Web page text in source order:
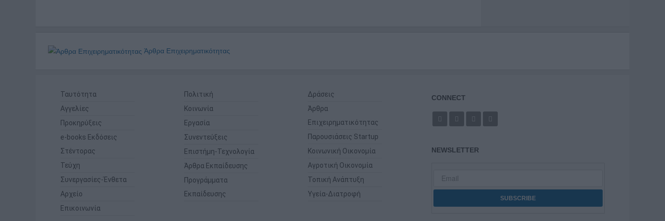
Άρθρα Επιχειρηματικότητας
Ταυτότητα
Αγγελίες
Προκηρύξεις
e-books Εκδόσεις
Στέντορας
Τεύχη
Συνεργασίες-Ένθετα
Αρχείο
Επικοινωνία
Πολιτική
Κοινωνία
Εργασία
Συνεντεύξεις
Επιστήμη-Τεχνολογία
Άρθρα Εκπαίδευσης
Προγράμματα
Εκπαίδευσης
Δράσεις
Άρθρα
Επιχειρηματικότητας
Παρουσιάσεις Startup
Κοινωνική Οικονομία
Αγροτική Οικονομία
Τοπική Ανάπτυξη
Υγεία-Διατροφή
CONNECT
NEWSLETTER